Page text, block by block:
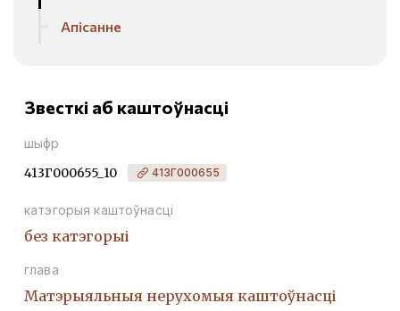
Апісанне
Звесткі аб каштоўнасці
шыфр
413Г000655_10 413Г000655
катэгорыя каштоўнасці
без катэгорыі
глава
Матэрыяльныя нерухомыя каштоўнасці